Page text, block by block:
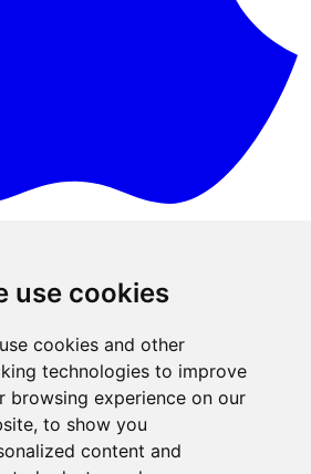
use cookies
cookies and other
technologies to improve
browsing experience on our
to show you
content and